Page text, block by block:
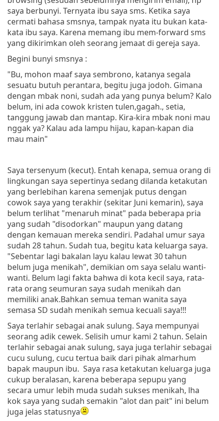
saya berbunyi. Ternyata ibu saya sms. Ketika saya
cermati bahasa smsnya, tampak nyata itu bukan kata-
kata ibu saya. Karena memang ibu mem-forward sms
yang dikirimkan oleh seorang jemaat di gereja saya.
Begini bunyi smsnya :
"Bu, mohon maaf saya sembrono, katanya segala
sesuatu butuh perantara, begitu juga jodoh. Gimana
dengan mbak noni, sudah ada yang punya belum? Kalo
belum, ini ada cowok kristen tulen,gagah., setia,
tanggung jawab dan mantap. Kira-kira mbak noni mau
nggak ya? Kalau ada lampu hijau, kapan-kapan dia
mau main"
Saya tersenyum (kecut). Entah kenapa, semua orang di
lingkungan saya sepertinya sedang dilanda ketakutan
yang berlebihan karena semenjak putus dengan
cowok saya yang terakhir (sekitar Juni kemarin), saya
belum terlihat "menaruh minat" pada beberapa pria
yang sudah "disodorkan" maupun yang datang
dengan kemauan mereka sendiri. Padahal umur saya
sudah 28 tahun. Sudah tua, begitu kata keluarga saya.
"Sebentar lagi bakalan layu kalau lewat 30 tahun
belum juga menikah", demikian om saya selalu wanti-
wanti. Belum lagi fakta bahwa di kota kecil saya, rata-
rata orang seumuran saya sudah menikah dan
memiliki anak.Bahkan semua teman wanita saya
semasa SD sudah menikah semua kecuali saya!!!
Saya terlahir sebagai anak sulung. Saya mempunyai
seorang adik cewek. Selisih umur kami 2 tahun. Selain
terlahir sebagai anak sulung, saya juga terlahir sebagai
cucu sulung, cucu tertua baik dari pihak almarhum
bapak maupun ibu. Saya rasa ketakutan keluarga juga
cukup beralasan, karena beberapa sepupu yang
secara umur lebih muda sudah sukses menikah, lha
kok saya yang sudah semakin "alot dan pait" ini belum
juga jelas statusnya